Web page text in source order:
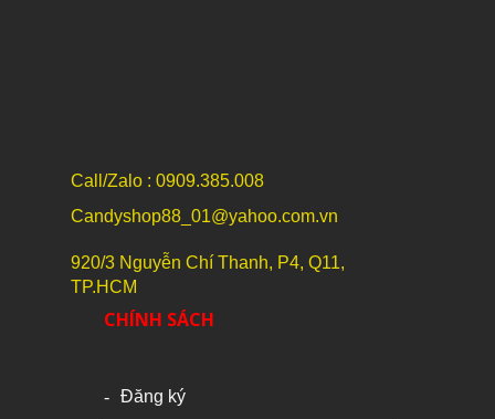
Call/Zalo : 0909.385.008
Candyshop88_01@yahoo.com.vn
920/3 Nguyễn Chí Thanh, P4, Q11,
TP.HCM
CHÍNH SÁCH
Đăng ký